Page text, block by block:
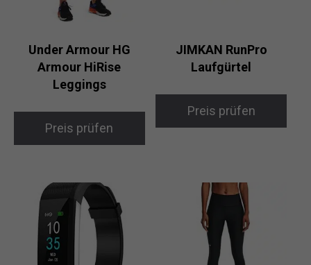
Under Armour HG
Armour HiRise
Leggings
Preis prüfen
JIMKAN RunPro
Laufgürtel
Preis prüfen